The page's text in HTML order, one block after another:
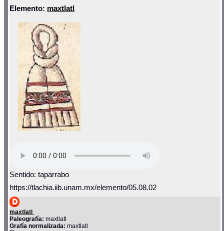
Elemento: maxtlatl
Sentido: taparrabo
https://tlachia.iib.unam.mx/elemento/05.08.02
maxtlatl
Paleografía: maxtlatl
Grafía normalizada: maxtlatl